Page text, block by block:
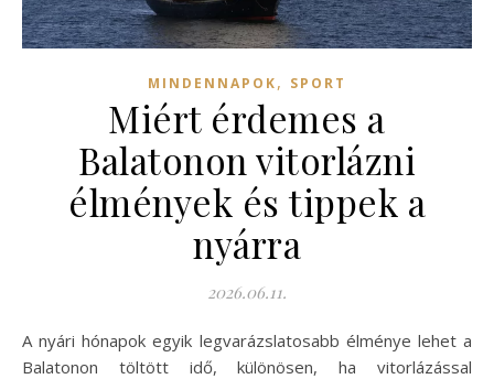
MINDENNAPOK, SPORT
Miért érdemes a
Balatonon vitorlázni
élmények és tippek a
nyárra
2026.06.11.
A nyári hónapok egyik legvarázslatosabb élménye lehet a
Balatonon töltött idő, különösen, ha vitorlázással